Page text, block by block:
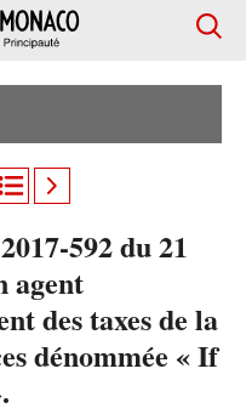
592 du 21
agent
des taxes de la
dénommée « If